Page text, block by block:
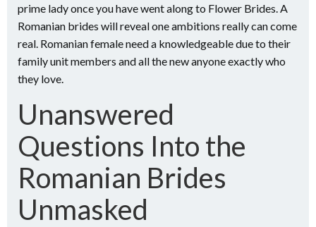
prime lady once you have went along to Flower Brides. A
Romanian brides will reveal one ambitions really can come
real. Romanian female need a knowledgeable due to their
family unit members and all the new anyone exactly who
they love.
Unanswered
Questions Into the
Romanian Brides
Unmasked